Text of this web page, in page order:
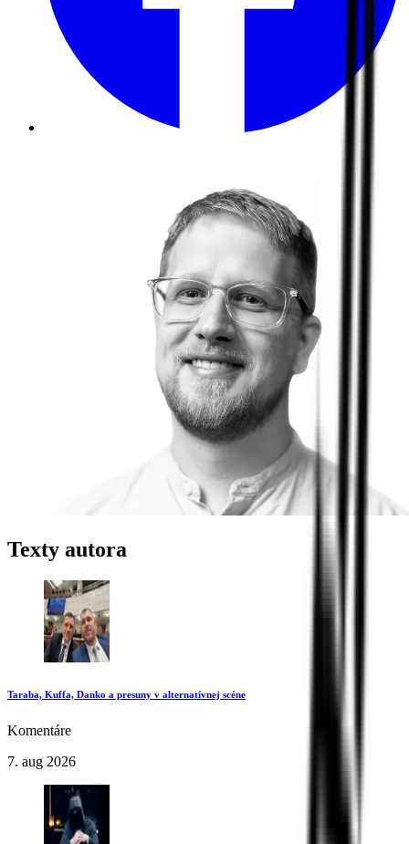
Texty autora
Taraba, Kuffa, Danko a presuny v alternatívnej scéne
Komentáre
7. aug 2026